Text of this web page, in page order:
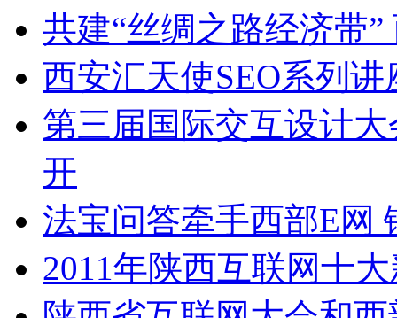
共建“丝绸之路经济带
西安汇天使SEO系列
第三届国际交互设计
开
法宝问答牵手西部E网
2011年陕西互联网十